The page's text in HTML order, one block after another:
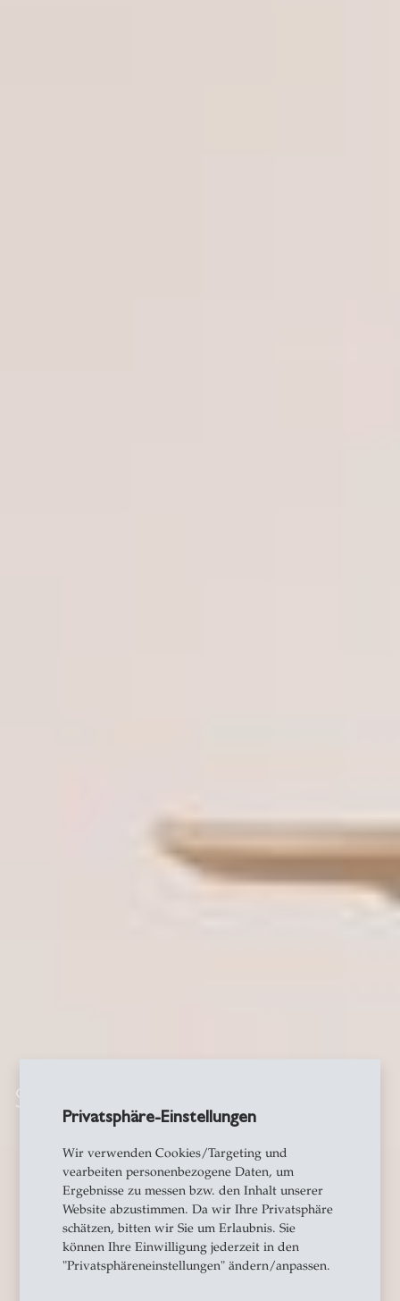
Privatsphäre-Einstellungen
Wir verwenden Cookies/Targeting und
vearbeiten personenbezogene Daten, um
Ergebnisse zu messen bzw. den Inhalt unserer
Website abzustimmen. Da wir Ihre Privatsphäre
schätzen, bitten wir Sie um Erlaubnis. Sie
können Ihre Einwilligung jederzeit in den
"Privatsphäreneinstellungen" ändern/anpassen.
Safe Space